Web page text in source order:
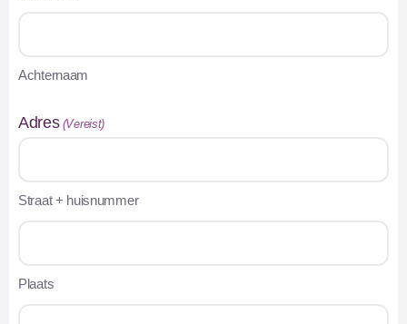
Achternaam
Adres (Vereist)
Straat + huisnummer
Plaats